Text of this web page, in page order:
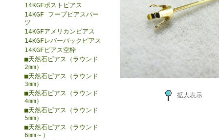
14KGFポストピアス
14KGF フープピアスパー
ツ
14KGFアメリカンピアス
14KGFレバーバックピアス
14KGFピアス空枠
■天然石ピアス（ラウンド
2mm）
■天然石ピアス（ラウンド
3mm）
■天然石ピアス（ラウンド
4mm）
■天然石ピアス（ラウンド
5mm）
■天然石ピアス（ラウンド
6mm～）
拡大表示